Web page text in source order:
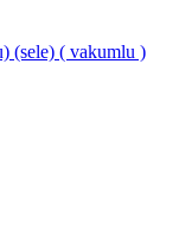
(sele) ( vakumlu )